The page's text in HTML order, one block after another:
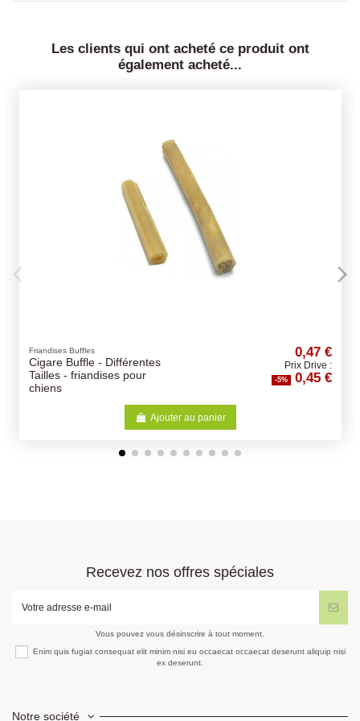
Les clients qui ont acheté ce produit ont
également acheté...
Différentes
pour
Perroquets
Nutribird P15
Recevez nos offres spéciales
Vous pouvez vous désinscrire à tout moment.
Enim quis fugiat consequat elit minim nisi eu occaecat occaecat deserunt aliquip nisi
ex deserunt.
Notre société